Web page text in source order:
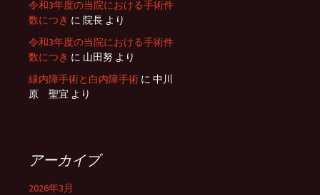
令和3年度の当院における手術件
数につき に 院長 より
令和3年度の当院における手術件
数につき に 山田努 より
緑内障手術と白内障手術 に 中川
原 聖宜 より
アーカイブ
2026年3月